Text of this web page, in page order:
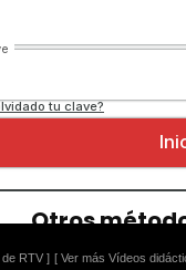
RTV ] [ Ver más Vídeos